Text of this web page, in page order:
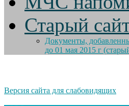
Старый
Документы,
до 01 мая 2015 г
Версия сайта для слабовидящих